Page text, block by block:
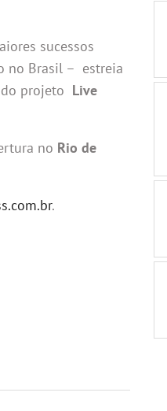
sucessos
no Brasil – estreia
projeto Live
no Rio de
.